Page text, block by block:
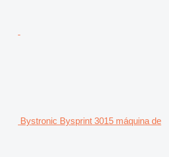
Bystronic Bysprint 3015 máquina de